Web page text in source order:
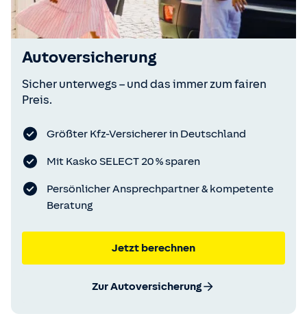
Autoversicherung
Sicher unterwegs – und das immer zum fairen
Preis.
Größter Kfz-Versicherer in Deutschland
Mit Kasko SELECT 20 % sparen
Persönlicher Ansprechpartner & kompetente
Beratung
Jetzt berechnen
Zur Autoversicherung